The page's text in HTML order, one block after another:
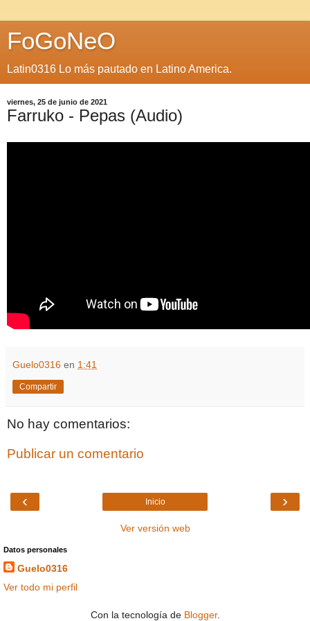
FoGoNeO
Latin0316 Lo más pautado en Latino America.
viernes, 25 de junio de 2021
Farruko - Pepas (Audio)
Guelo0316 en 1:41
Compartir
No hay comentarios:
Publicar un comentario
‹ ›
Inicio
Ver versión web
Datos personales
Guelo0316
Ver todo mi perfil
Con la tecnología de Blogger.